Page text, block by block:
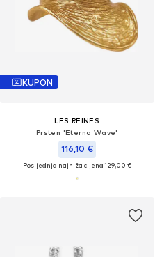
KUPON
LES REINES
Prsten 'Eterna Wave'
116,10 €
Posljednja najniža cijena:129,00 €